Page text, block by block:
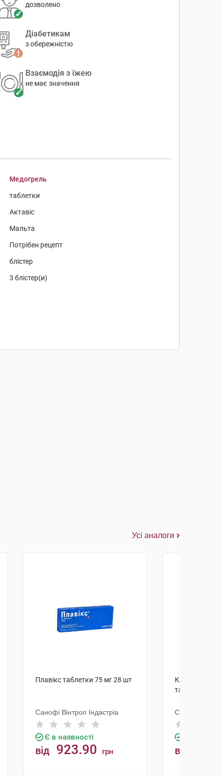
дозволено
Діабетикам
з обережністю
Взаємодія з їжею
не має значення
Медогрель
таблетки
Актавіс
Мальта
Потрібен рецепт
блістер
3 блістер(и)
Усі аналоги
Плавікс таблетки 75 мг 28 шт
Санофі Вінтроп Індастріа
Є в наявності
від 923.90 грн
Клопідогрель
таблетки 75
Санофі
від